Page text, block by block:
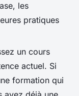
les
pratiques
un cours
actuel. Si
formation qui